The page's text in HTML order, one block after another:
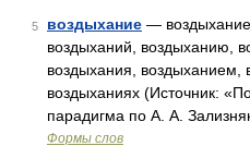
5 воздыхание —
воздыханий, воздыханию,
воздыхания, воздыханием,
воздыханиях (Источник:
парадигма по А. А.
Формы слов